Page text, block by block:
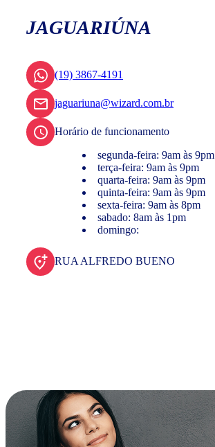
JAGUARIÚNA
(19) 3867-4191
jaguariuna@wizard.com.br
Horário de funcionamento
segunda-feira: 9am às 9pm
terça-feira: 9am às 9pm
quarta-feira: 9am às 9pm
quinta-feira: 9am às 9pm
sexta-feira: 9am às 8pm
sabado: 8am às 1pm
domingo:
RUA ALFREDO BUENO